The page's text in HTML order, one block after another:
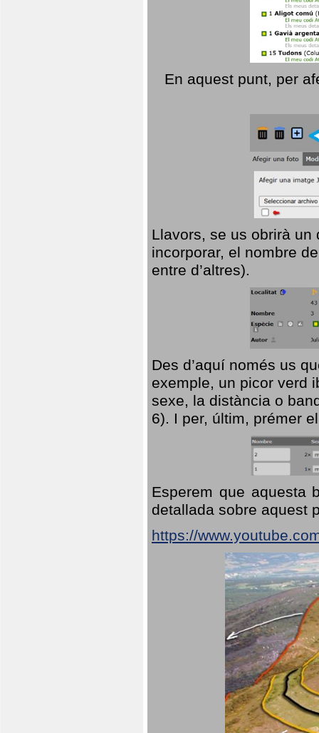
En aquest punt, per
Llavors, se us obrirà
incorporar, el nombre
entre d’altres).
Des d’aquí només us
exemple, un picor verd
sexe, la distància o
6). I per, últim, prémer
Esperem que aquesta
detallada sobre aquest
https://